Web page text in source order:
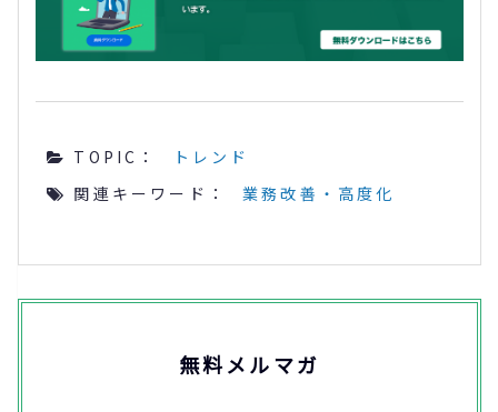
TOPIC：
トレンド
関連キーワード：
業務改善・高度化
無料メルマガ